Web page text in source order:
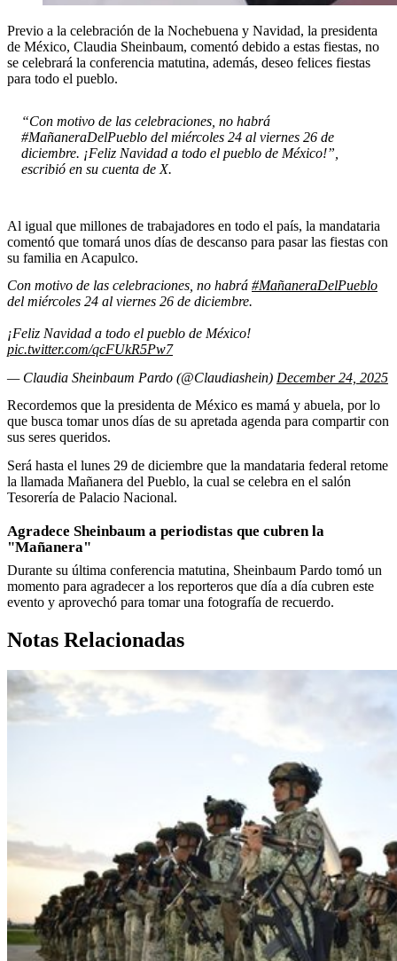
Previo a la celebración de la Nochebuena y Navidad, la presidenta
de México, Claudia Sheinbaum, comentó debido a estas fiestas, no
se celebrará la conferencia matutina, además, deseo felices fiestas
para todo el pueblo.
“Con motivo de las celebraciones, no habrá
#MañaneraDelPueblo del miércoles 24 al viernes 26 de
diciembre. ¡Feliz Navidad a todo el pueblo de México!”,
escribió en su cuenta de X.
Al igual que millones de trabajadores en todo el país, la mandataria
comentó que tomará unos días de descanso para pasar las fiestas con
su familia en Acapulco.
Con motivo de las celebraciones, no habrá #MañaneraDelPueblo
del miércoles 24 al viernes 26 de diciembre.
¡Feliz Navidad a todo el pueblo de México!
pic.twitter.com/qcFUkR5Pw7
— Claudia Sheinbaum Pardo (@Claudiashein) December 24, 2025
Recordemos que la presidenta de México es mamá y abuela, por lo
que busca tomar unos días de su apretada agenda para compartir con
sus seres queridos.
Será hasta el lunes 29 de diciembre que la mandataria federal retome
la llamada Mañanera del Pueblo, la cual se celebra en el salón
Tesorería de Palacio Nacional.
Agradece Sheinbaum a periodistas que cubren la
"Mañanera"
Durante su última conferencia matutina, Sheinbaum Pardo tomó un
momento para agradecer a los reporteros que día a día cubren este
evento y aprovechó para tomar una fotografía de recuerdo.
Notas Relacionadas